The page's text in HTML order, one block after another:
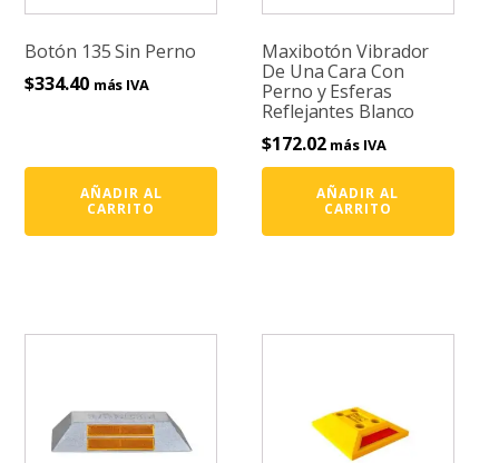
Botón 135 Sin Perno
$334.40 más IVA
AÑADIR AL
CARRITO
Maxibotón Vibrador
De Una Cara Con
Perno y Esferas
Reflejantes Blanco
$172.02 más IVA
AÑADIR AL
CARRITO